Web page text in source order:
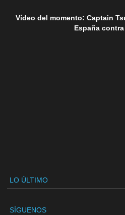
Vídeo del momento: Captain
España
LO ÚLTIMO
SÍGUENOS